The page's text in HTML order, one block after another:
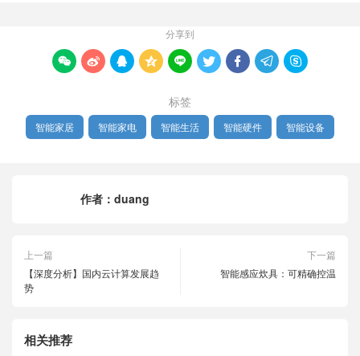
分享到
        
标签
智能家居 智能家电 智能生活 智能硬件 智能设备
作者： duang
上一篇
【深度分析】国内云计算发展趋
势
下一篇
智能感应炊具：可精确控温
相关推荐